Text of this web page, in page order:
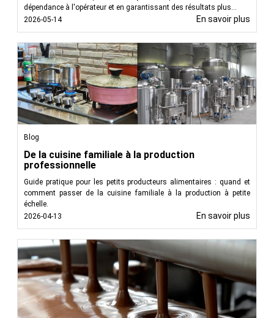
dépendance à l'opérateur et en garantissant des résultats plus...
2026-05-14
En savoir plus
Blog
De la cuisine familiale à la production
professionnelle
Guide pratique pour les petits producteurs alimentaires : quand et
comment passer de la cuisine familiale à la production à petite
échelle.
2026-04-13
En savoir plus